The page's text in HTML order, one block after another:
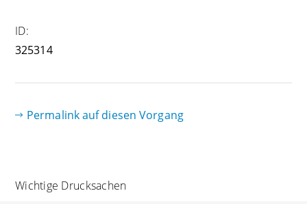
ID:
325314
Permalink auf diesen Vorgang
Wichtige Drucksachen